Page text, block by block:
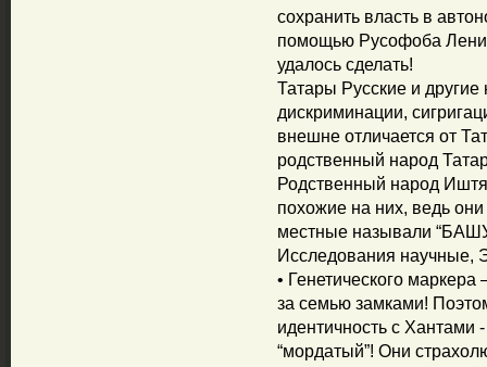
сохранить власть в
помощью Русофоба
удалось сделать!
Татары Русские и
дискриминации,
внешне отличается от
родственный народ
Родственный народ
похожие на них, ведь они
местные называли
Исследования научные,
• Генетического маркера – кода, Иштякабашкир! Спрятаны в Уфе за семью замками! Поэтому тщательно скрывают свою идентичность с Хантами - Остяками! Посмотрите на М. Рахимова, “мордатый”! Они страхолюды, становится ясно, особенно в старости! Если страшный, значит Иштякабашкир, определяется в быту элиминтарно местными! Если симпатичная, ищите Татарские корни! Считалось престижным у Иштячек быть замужем за Татарином! Многие Иштячки слабоватые на п.. ок, бесстыдные и наглые (Кутлякляр)! Пример. К А. Галимому поехала (иштячка) аш в Латвию, где служил, и женила - таки на себе. Лоханула Татарина глупого, чтобы жить безбедно! А вот Кобзон женился на своей еврейке! Если бы Айдар знал историю. Как Салават безбожник казнил Татар с семьями, за то, что отказывались кормить бандитов, отдавать лошадей Иштякабашкирам мразям! Всех тех, которые не хотели принять участие в бунте, Салават убивал самым бесчеловечным образом: вешал, сжигал, загоняя в избы, не щадя ни пола, ни возраста! Тех, которые выскакивали из пламени, Салаватовы башкиры прикалывали пиками! Принуждал Татар выступать с оружием против Русских служилых! Уфа город, как Севастополь - Русской славы, основанный Татарами по приказу Грозного! Для защиты Русских, Татар и другие народы от бандитов Иштякабашкир! Салават – Бандэровец напал на Уфимскую крепость! Очень хотел изувер бандит Салават с башкирами вырезать всех жителей, ограбить и сжечь! Банда башкир с Салаватом была разбита Русскими и Татарским ополчением у стен Уфы! Салават трусливо бежал, бросив свою банду! Салавата бандита с награбленным золотом поймали Татары. Он даже с испугу «обмочился»! И сдали Русским солдатам! Хотел сдриснуть к киргизам! Так же, как башкир, сын Муртазы, скрылся за бугром с награбленными миллионами! Надо чтобы депортировали его в Уфу для суда! Так певец Шарль Азнаур, Армянин по происхождению житель Франции. Болеет за футбольный клуб Арарат, славный сын Армянского народа! А ты предатель Татарин, Айдар Галимов, болеешь за ХК. Салават, который был злодеем, палачом, Русского, Татарского и Финоугорских народов! Хотя там нет даже хоккеистов башкир! Депутатом стал благодаря Татарам! И не догадался, потребовать в республике, восстановить татарский канал до сих пор! Теперь “президенту” не обязательно знать (башкирский) искусственный язык! «Кутне кашый башладылар!» Теперь они снова стали заигрывать с Татарами, чтобы удержаться у власти! Хотя башкиры выступили против третьего государственного Татарского языка. Возьмите Швейцарию, Крым, там три языка государственных! М.Рахимов (сказал, бук чайнамагыз Татар теле белян)! Этот наглец издеваясь, асфальт прокладывал только к (ишбашкирским) деревням! Благоустраивал, строил садики, клубы, школы – демонстративно, башкирам! Выискивал, привозил со всего бывшего СССР башкир и давал всем квартиры и коттеджи! Бесплатно за счет Русских Татар и других народов! Поселял их вокруг Уфы! И сделал башкирский пояс вокруг Русско - Татарского города! Препятствовал для поселения отставных Русских офицеров с семьями в республике! Хотя древний след славян имеется на Урале! Надо помнить, при царе Русские, Татары служили по 25 лет! Татары «легирующий» элемент в России! Наполеон не зря сказал, поскреби Русского, выскрибиш Татарина! Русские Татары и другие народы до сих пор в деревнях в дождь грязь, ходят в резиновых сапогах! Финансировались не башкирские районы демонстративно, нагло по «остаточному» принципу! Татары по численности после Русских на втором месте. Башкир же четыреста с небольшим тыс. Пройдитесь по Уфе не увидите мордатых «Иштякабашкир»! Поэт, Тукай, приехав, в Уфу в прошлом веке не встретил ни одного башкира оставил бессмертные письменные воспоминания! Или посмотрите, даже сейчас на хоккее редко увидишь Иштякабашкир с лисьими хвостами! На трибунах сидят Русскоязычные Уфимцы! В под танцовках